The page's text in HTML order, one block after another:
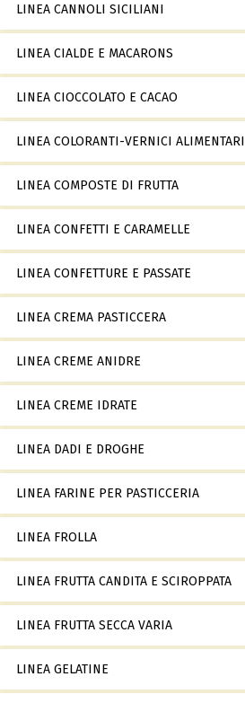
LINEA CANNOLI SICILIANI
LINEA CIALDE E MACARONS
LINEA CIOCCOLATO E CACAO
LINEA COLORANTI-VERNICI ALIMENTARI
LINEA COMPOSTE DI FRUTTA
LINEA CONFETTI E CARAMELLE
LINEA CONFETTURE E PASSATE
LINEA CREMA PASTICCERA
LINEA CREME ANIDRE
LINEA CREME IDRATE
LINEA DADI E DROGHE
LINEA FARINE PER PASTICCERIA
LINEA FROLLA
LINEA FRUTTA CANDITA E SCIROPPATA
LINEA FRUTTA SECCA VARIA
LINEA GELATINE